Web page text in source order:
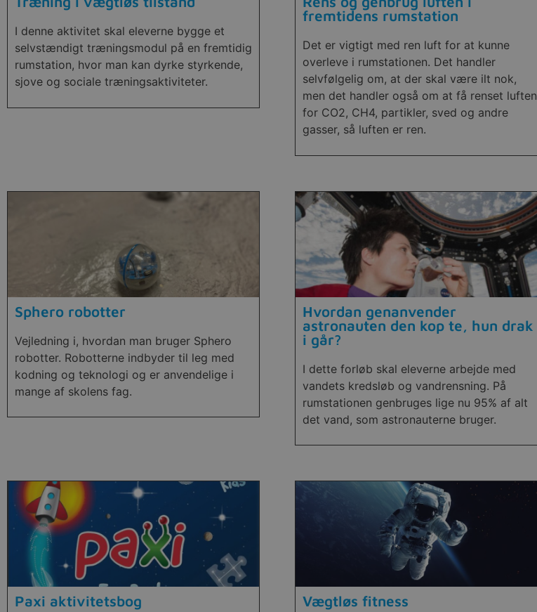
I denne aktivitet skal eleverne bygge et
selvstændigt træningsmodul på en fremtidig
rumstation, hvor man kan dyrke styrkende,
sjove og sociale træningsaktiviteter.
fremtidens rumstation
Det er vigtigt med ren luft for at kunne
overleve i rumstationen. Det handler
selvfølgelig om, at der skal være ilt nok,
men det handler også om at få renset luften
for CO2, CH4, partikler, sved og andre
gasser, så luften er ren.
Sphero robotter
Vejledning i, hvordan man bruger Sphero
robotter. Robotterne indbyder til leg med
kodning og teknologi og er anvendelige i
mange af skolens fag.
Hvordan genanvender
astronauten den kop te, hun drak
i går?
I dette forløb skal eleverne arbejde med
vandets kredsløb og vandrensning. På
rumstationen genbruges lige nu 95% af alt
det vand, som astronauterne bruger.
Paxi aktivitetsbog Vægtløs fitness